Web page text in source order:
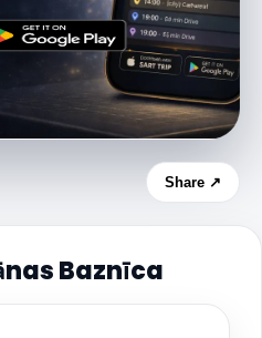
Share ↗
Baznīca